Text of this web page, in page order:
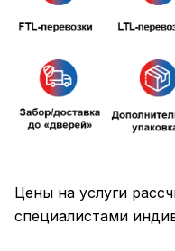
Цены на услуги
специалистами